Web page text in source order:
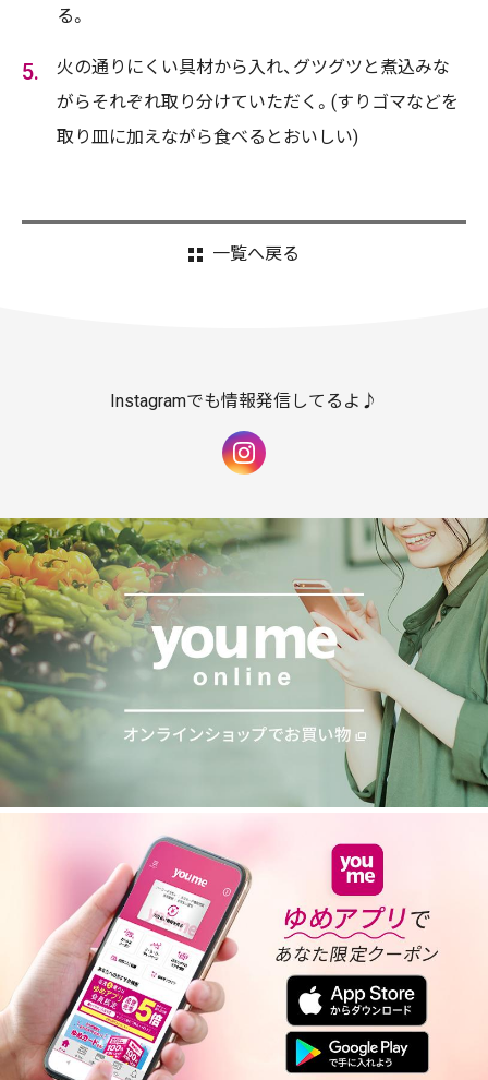
る。
火の通りにくい具材から入れ、グツグツと煮込みな
がらそれぞれ取り分けていただく。(すりゴマなどを
取り皿に加えながら食べるとおいしい)
一覧へ戻る
Instagramでも情報発信してるよ♪